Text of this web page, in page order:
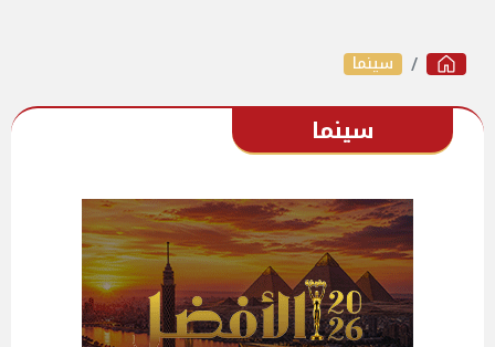
سينما
سينما